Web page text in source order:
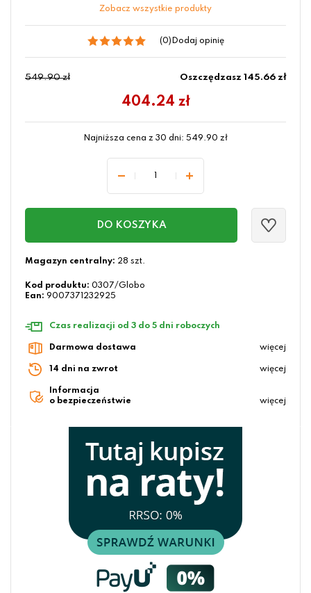
Zobacz wszystkie produkty
(0) Dodaj opinię
549.90 zł Oszczędzasz 145.66 zł
404.24 zł
Najniższa cena z 30 dni: 549.90 zł
DO KOSZYKA
Magazyn centralny: 28 szt.
Kod produktu: 0307/Globo
Ean: 9007371232925
Czas realizacji od 3 do 5 dni roboczych
Darmowa dostawa więcej
14 dni na zwrot więcej
Informacja
o bezpieczeństwie
więcej